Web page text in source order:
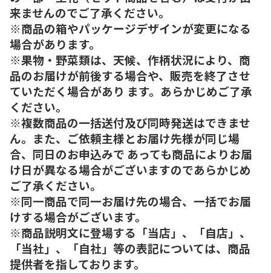
来ませんのでご了承ください。
※商品の箱やパッケージデザインが変更になる
場合があります。
※果物・野菜類は、天候、作柄状況により、商
品のお届けが前後する場合や、販売を終了させ
ていただく場合があり ます。あらかじめご了承
ください。
※複数商品の一括送付及び同時発送はできませ
ん。また、ご依頼主様とお届け先様が同じ場
合、同日のお申込みで あっても商品によりお届
け日が異なる場合がございますのであらかじめ
ご了承ください。
※同一商品で同一お届け先の場合、一括でお届
けする場合がございます。
※商品説明文に登場する「当店」、「自店」、
「当社」、「自社」等の表記については、商品
提供者を指しております。